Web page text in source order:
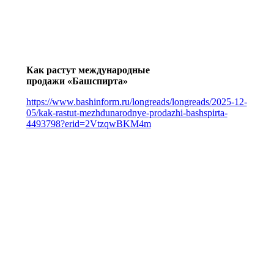
Как растут международные
продажи «Башспирта»
https://www.bashinform.ru/longreads/longreads/2025-12-
05/kak-rastut-mezhdunarodnye-prodazhi-bashspirta-
4493798?erid=2VtzqwBKM4m